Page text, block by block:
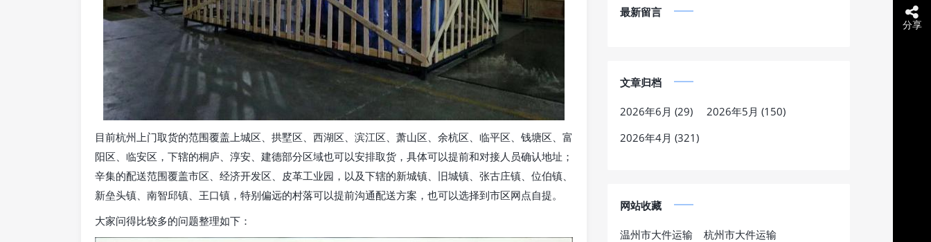
目前杭州上门取货的范围覆盖上城区、拱墅区、西湖区、滨江区、萧山区、余杭区、临平区、钱塘区、富
阳区、临安区，下辖的桐庐、淳安、建德部分区域也可以安排取货，具体可以提前和对接人员确认地址；
辛集的配送范围覆盖市区、经济开发区、皮革工业园，以及下辖的新城镇、旧城镇、张古庄镇、位伯镇、
新垒头镇、南智邱镇、王口镇，特别偏远的村落可以提前沟通配送方案，也可以选择到市区网点自提。
大家问得比较多的问题整理如下：
最新留言
文章归档
2026年6月 (29)
2026年5月 (150)
2026年4月 (321)
网站收藏
温州市大件运输
杭州市大件运输
分享